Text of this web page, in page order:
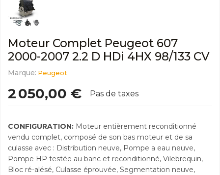
Moteur Complet Peugeot 607
2000-2007 2.2 D HDi 4HX 98/133 CV
Marque: Peugeot
2 050,00 € Pas de taxes
CONFIGURATION: Moteur entièrement reconditionné
vendu complet, composé de son bas moteur et de sa
culasse avec : Distribution neuve, Pompe a eau neuve,
Pompe HP testée au banc et reconditionné, Vilebrequin,
Bloc ré-alésé, Culasse éprouvée, Segmentation neuve,